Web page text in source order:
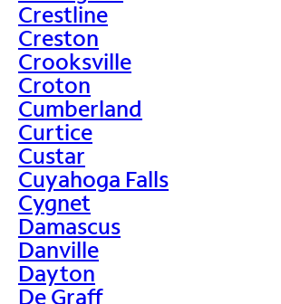
Crestline
Creston
Crooksville
Croton
Cumberland
Curtice
Custar
Cuyahoga Falls
Cygnet
Damascus
Danville
Dayton
De Graff